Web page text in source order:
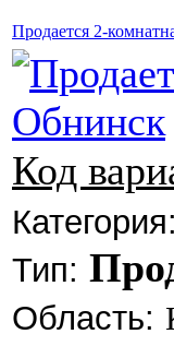
Продается 2-
Код
Категория:
Тип:
Область: